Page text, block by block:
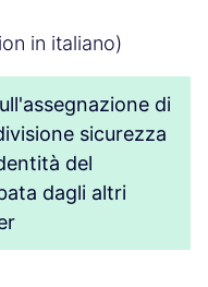
in italiano)
di
sicurezza
del
dagli altri